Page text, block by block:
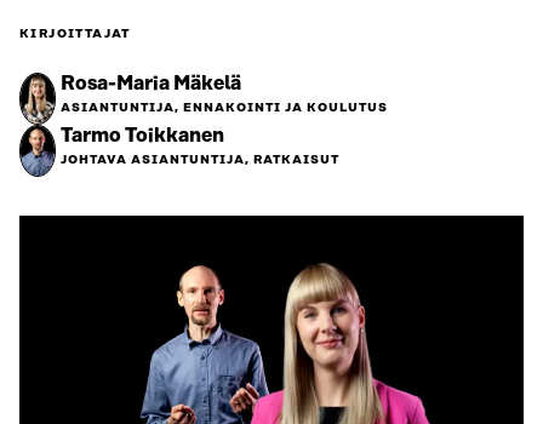
KIRJOITTAJAT
Rosa-Maria Mäkelä
ASIANTUNTIJA, ENNAKOINTI JA KOULUTUS
Tarmo Toikkanen
JOHTAVA ASIANTUNTIJA, RATKAISUT